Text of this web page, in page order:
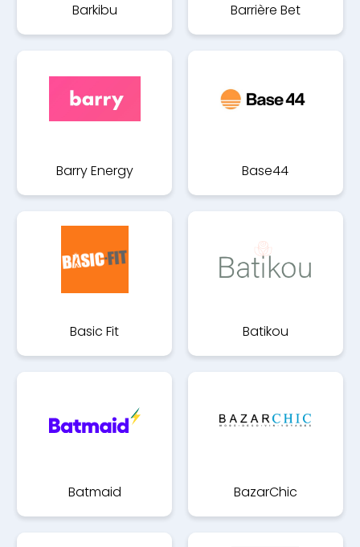
Barkibu Barrière Bet
Barry Energy Base44
Basic Fit Batikou
Batmaid BazarChic